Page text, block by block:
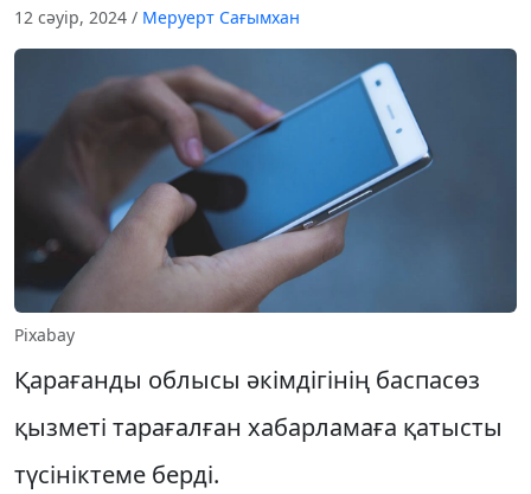
12 сәуір, 2024 / Меруерт Сағымхан
Pixabay
Қарағанды облысы әкімдігінің баспасөз
қызметі тарағалған хабарламаға қатысты
түсініктеме берді.